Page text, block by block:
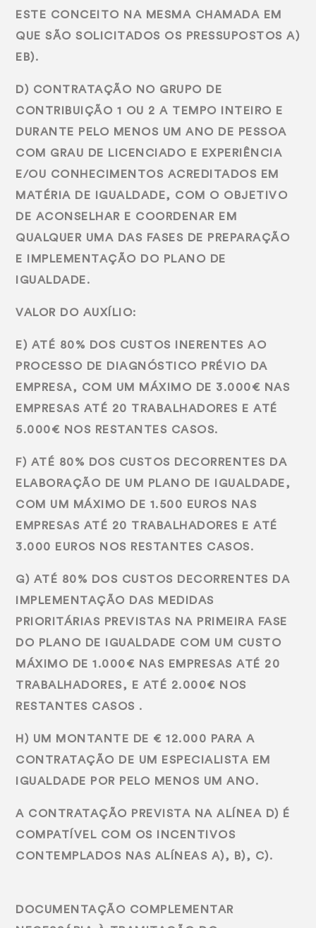
ESTE CONCEITO NA MESMA CHAMADA EM
QUE SÃO SOLICITADOS OS PRESSUPOSTOS A)
EB).
D) CONTRATAÇÃO NO GRUPO DE
CONTRIBUIÇÃO 1 OU 2 A TEMPO INTEIRO E
DURANTE PELO MENOS UM ANO DE PESSOA
COM GRAU DE LICENCIADO E EXPERIÊNCIA
E/OU CONHECIMENTOS ACREDITADOS EM
MATÉRIA DE IGUALDADE, COM O OBJETIVO
DE ACONSELHAR E COORDENAR EM
QUALQUER UMA DAS FASES DE PREPARAÇÃO
E IMPLEMENTAÇÃO DO PLANO DE
IGUALDADE.
VALOR DO AUXÍLIO:
E) ATÉ 80% DOS CUSTOS INERENTES AO
PROCESSO DE DIAGNÓSTICO PRÉVIO DA
EMPRESA, COM UM MÁXIMO DE 3.000€ NAS
EMPRESAS ATÉ 20 TRABALHADORES E ATÉ
5.000€ NOS RESTANTES CASOS.
F) ATÉ 80% DOS CUSTOS DECORRENTES DA
ELABORAÇÃO DE UM PLANO DE IGUALDADE,
COM UM MÁXIMO DE 1.500 EUROS NAS
EMPRESAS ATÉ 20 TRABALHADORES E ATÉ
3.000 EUROS NOS RESTANTES CASOS.
G) ATÉ 80% DOS CUSTOS DECORRENTES DA
IMPLEMENTAÇÃO DAS MEDIDAS
PRIORITÁRIAS PREVISTAS NA PRIMEIRA FASE
DO PLANO DE IGUALDADE COM UM CUSTO
MÁXIMO DE 1.000€ NAS EMPRESAS ATÉ 20
TRABALHADORES, E ATÉ 2.000€ NOS
RESTANTES CASOS .
H) UM MONTANTE DE € 12.000 PARA A
CONTRATAÇÃO DE UM ESPECIALISTA EM
IGUALDADE POR PELO MENOS UM ANO.
A CONTRATAÇÃO PREVISTA NA ALÍNEA D) É
COMPATÍVEL COM OS INCENTIVOS
CONTEMPLADOS NAS ALÍNEAS A), B), C).
DOCUMENTAÇÃO COMPLEMENTAR